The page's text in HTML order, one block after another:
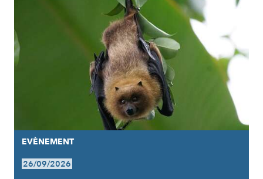
EVÈNEMENT
26/09/2026